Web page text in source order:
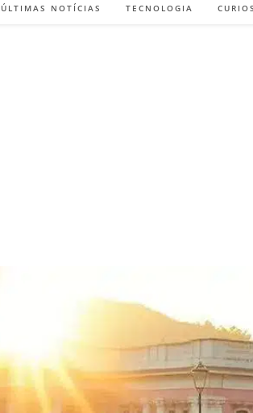
ÚLTIMAS NOTÍCIAS TECNOLOGIA